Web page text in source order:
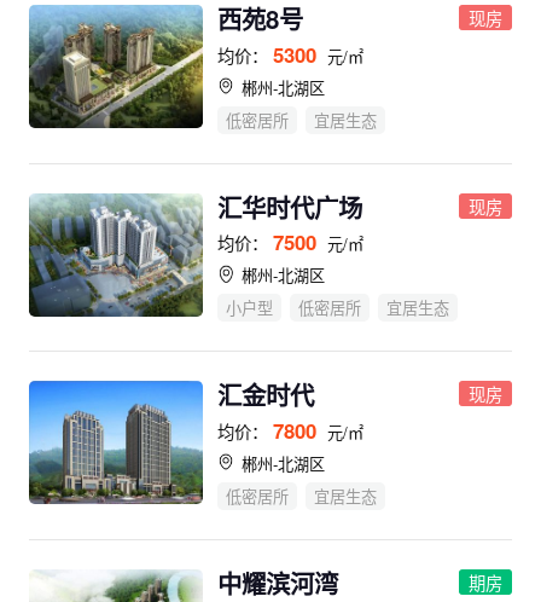
西苑8号
均价： 5300 元/㎡
郴州-北湖区
低密居所
宜居生态
现房
汇华时代广场
均价： 7500 元/㎡
郴州-北湖区
小户型
低密居所 宜居生态
现房
汇金时代
均价： 7800 元/㎡
郴州-北湖区
低密居所
宜居生态
现房
中耀滨河湾 期房